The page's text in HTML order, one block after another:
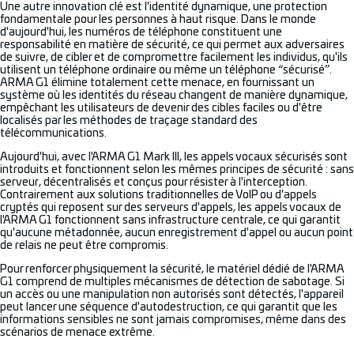
Une autre innovation clé est l'identité dynamique, une protection
fondamentale pour les personnes à haut risque. Dans le monde
d'aujourd'hui, les numéros de téléphone constituent une
responsabilité en matière de sécurité, ce qui permet aux adversaires
de suivre, de cibler et de compromettre facilement les individus, qu'ils
utilisent un téléphone ordinaire ou même un téléphone “sécurisé”.
ARMA G1 élimine totalement cette menace, en fournissant un
système où les identités du réseau changent de manière dynamique,
empêchant les utilisateurs de devenir des cibles faciles ou d'être
localisés par les méthodes de traçage standard des
télécommunications.
Aujourd'hui, avec l'ARMA G1 Mark III, les appels vocaux sécurisés sont
introduits et fonctionnent selon les mêmes principes de sécurité : sans
serveur, décentralisés et conçus pour résister à l'interception.
Contrairement aux solutions traditionnelles de VoIP ou d'appels
cryptés qui reposent sur des serveurs d'appels, les appels vocaux de
l'ARMA G1 fonctionnent sans infrastructure centrale, ce qui garantit
qu'aucune métadonnée, aucun enregistrement d'appel ou aucun point
de relais ne peut être compromis.
Pour renforcer physiquement la sécurité, le matériel dédié de l'ARMA
G1 comprend de multiples mécanismes de détection de sabotage. Si
un accès ou une manipulation non autorisés sont détectés, l'appareil
peut lancer une séquence d'autodestruction, ce qui garantit que les
informations sensibles ne sont jamais compromises, même dans des
scénarios de menace extrême.